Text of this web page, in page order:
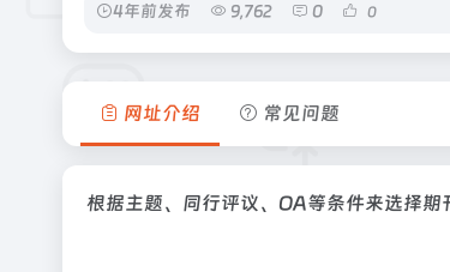
4年前发布 9,762 0 0
网址介绍 常见问题
根据主题、同行评议、OA等条件来选择